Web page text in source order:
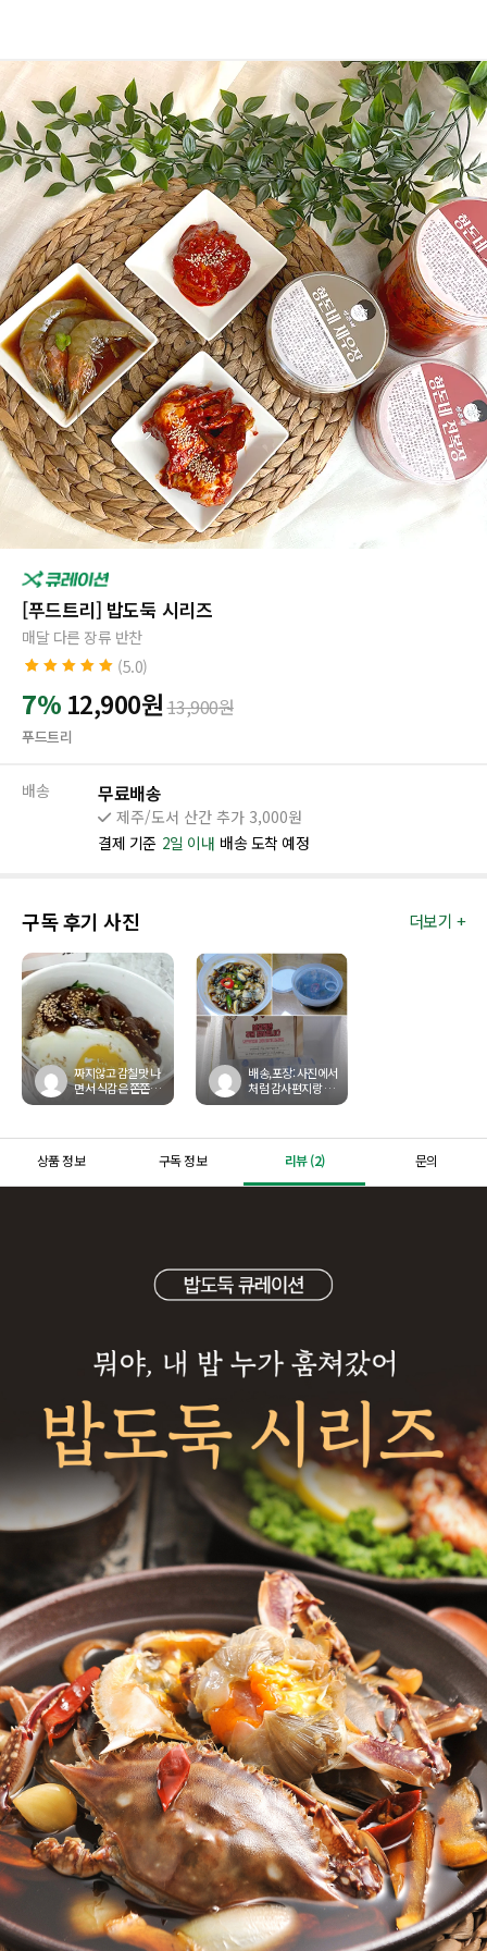
[푸드트리] 밥도둑 시리즈
매달 다른 장류 반찬
5.0
평가를 기준으
로 5점 만점에
점으로 평가됨
(5.0)
7% 12,900원13,900원
푸드트리
배송 무료배송
제주/도서 산간 추가 3,000원
결제 기준 2일 이내 배송 도착 예정
구독 후기 사진 더보기 +
짜지않고 감칠맛 나
면서 식감은 쫀쫀한
게 너무 맛있게 잘 먹
배송,포장: 사진에서
처럼 감사편지랑 아
이스팩3개왔어요.보
상품 정보 구독 정보 리뷰 (2) 문의